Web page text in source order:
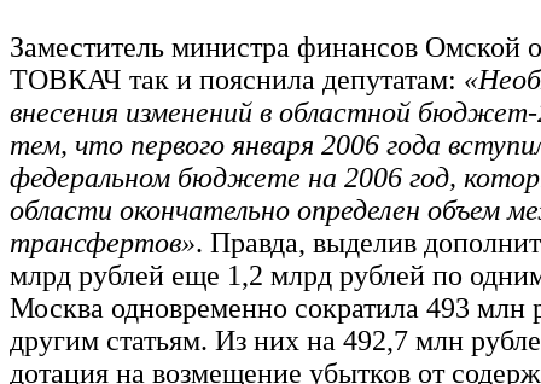
Заместитель министра финансов Омской
ТОВКАЧ так и пояснила депутатам:
внесения изменений в областной
тем, что первого января 2006 года
федеральном бюджете на 2006 год,
области окончательно определен
трансфертов». Правда, выделив
млрд рублей еще 1,2 млрд рублей по
Москва одновременно сократила 493 млн
другим статьям. Из них на 492,7 млн
дотация на возмещение убытков от